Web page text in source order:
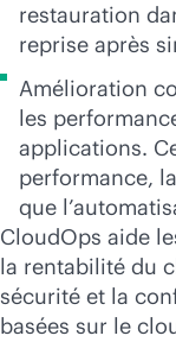
restauration
reprise après
Amélioration
les
applications.
performance,
que
CloudOps aide
la rentabilité du
sécurité et la
basées sur le